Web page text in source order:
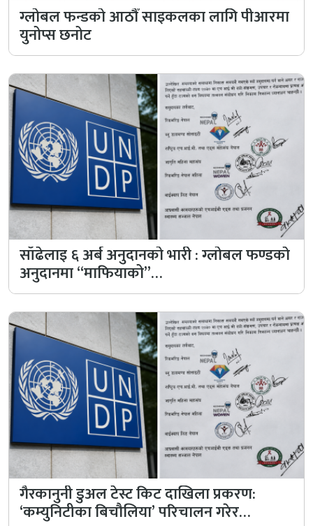
ग्लोबल फन्डको आठौँ साइकलका लागि पीआरमा
युनोप्स छनोट
साँढेलाइ ६ अर्ब अनुदानको भारी : ग्लोबल फण्डकाे
अनुदानमा “माफियाको”…
गैरकानुनी डुअल टेस्ट किट दाखिला प्रकरण:
‘कम्युनिटीका बिचौलिया’ परिचालन गरेर…